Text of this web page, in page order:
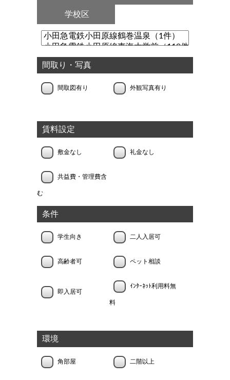
学校区
間取り・写真
間取図有り 外観写真有り
賃料設定
敷金なし 礼金なし
共益費・管理費含
む
条件
学生向き 二人入居可
高齢者可 ペット相談
即入居可
ｲﾝﾀｰﾈｯﾄ利用料無
料
環境
角部屋 二階以上